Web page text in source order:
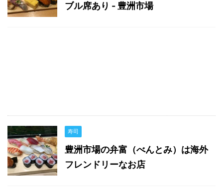
ブル席あり - 豊洲市場
寿司
豊洲市場の弁富（べんとみ）は海外
フレンドリーなお店